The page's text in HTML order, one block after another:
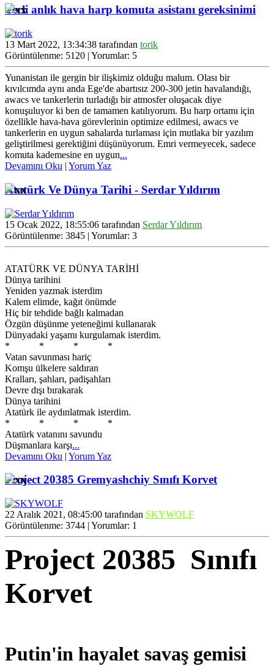
Yerli anlık hava harp komuta asistanı gereksinimi
13 Mart 2022, 13:34:38 tarafından torik
Görüntülenme: 5120 | Yorumlar: 5
Yunanistan ile gergin bir ilişkimiz olduğu malum. Olası bir
kıvılcımda aynı anda Ege'de abartısız 200-300 jetin havalandığı,
awacs ve tankerlerin turladığı bir atmosfer oluşacak diye
konuşuluyor ki ben de tamamen katılıyorum. Bu harp ortamı için
özellikle hava-hava görevlerinin optimize edilmesi, awacs ve
tankerlerin en uygun sahalarda turlaması için mutlaka bir yazılım
geliştirilmesi gerektiğini düşünüyorum. Emri vermeyecek, sadece
komuta kademesine en uygun...
Devamını Oku | Yorum Yaz
Atatürk Ve Dünya Tarihi - Serdar Yıldırım
15 Ocak 2022, 18:55:06 tarafından Serdar Yıldırım
Görüntülenme: 3845 | Yorumlar: 3
ATATÜRK VE DÜNYA TARİHİ
Dünya tarihini
Yeniden yazmak isterdim
Kalem elimde, kağıt önümde
Hiç bir tehdide bağlı kalmadan
Özgün düşünme yeteneğimi kullanarak
Dünyadaki yaşamı kurgulamak isterdim.
* * * *
Vatan savunması hariç
Komşu ülkelere saldıran
Kralları, şahları, padişahları
Devre dışı bırakarak
Dünya tarihini
Atatürk ile aydınlatmak isterdim.
* * * *
Atatürk vatanını savundu
Düşmanlara karşı...
Devamını Oku | Yorum Yaz
Project 20385 Gremyashchiy Sınıfı Korvet
22 Aralık 2021, 08:45:00 tarafından SKYWOLF
Görüntülenme: 3744 | Yorumlar: 1
Project 20385 Sınıfı
Korvet
Putin'in hayalet savaş gemisi